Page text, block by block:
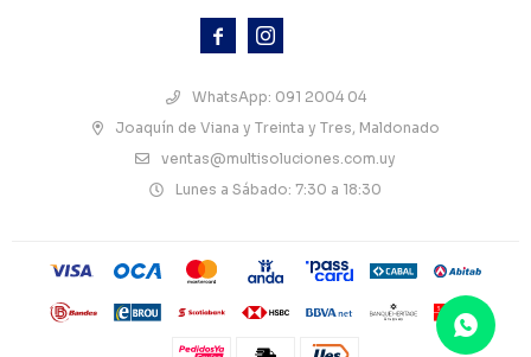
 
WhatsApp: 091 2004 04
Joaquín de Viana y Treinta y Tres, Maldonado
ventas@multisoluciones.com.uy
Lunes a Sábado: 7:30 a 18:30